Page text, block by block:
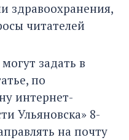
здравоохранения,
читателей
задать в
по
интернет-
Ульяновска» 8-
на почту